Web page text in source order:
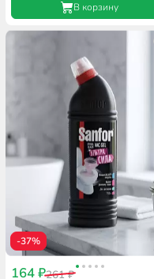
В корзину
-37%
164 ₽261 ₽